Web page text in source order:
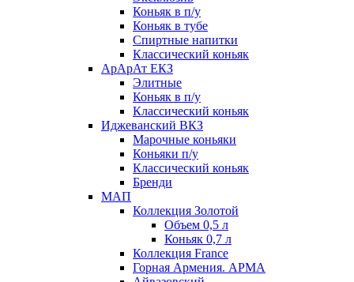
Коньяк в п/у
Коньяк в тубе
Спиртные напитки
Классический коньяк
АрАрАт ЕКЗ
Элитные
Коньяк в п/у
Классический коньяк
Иджеванский ВКЗ
Марочные коньяки
Коньяки п/у
Классический коньяк
Бренди
МАП
Коллекция Золотой
Объем 0,5 л
Коньяк 0,7 л
Коллекция France
Горная Армения. АРМА